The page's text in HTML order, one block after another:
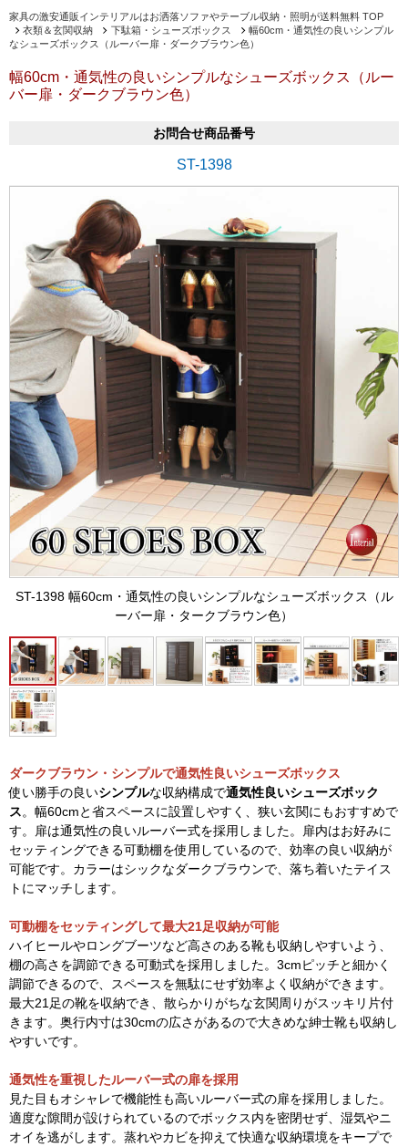
家具の激安通販インテリアルはお洒落ソファやテーブル収納・照明が送料無料 TOP
衣類＆玄関収納
下駄箱・シューズボックス
幅60cm・通気性の良いシンプル
なシューズボックス（ルーバー扉・ダークブラウン色）
幅60cm・通気性の良いシンプルなシューズボックス（ルー
バー扉・ダークブラウン色）
お問合せ商品番号
ST-1398
ST-1398 幅60cm・通気性の良いシンプルなシューズボックス（ル
ーバー扉・タークブラウン色）
ダークブラウン・シンプルで通気性良いシューズボックス
使い勝手の良いシンプルな収納構成で通気性良いシューズボック
ス。幅60cmと省スペースに設置しやすく、狭い玄関にもおすすめで
す。扉は通気性の良いルーバー式を採用しました。扉内はお好みに
セッティングできる可動棚を使用しているので、効率の良い収納が
可能です。カラーはシックなダークブラウンで、落ち着いたテイス
トにマッチします。
可動棚をセッティングして最大21足収納が可能
ハイヒールやロングブーツなど高さのある靴も収納しやすいよう、
棚の高さを調節できる可動式を採用しました。3cmピッチと細かく
調節できるので、スペースを無駄にせず効率よく収納ができます。
最大21足の靴を収納でき、散らかりがちな玄関周りがスッキリ片付
きます。奥行内寸は30cmの広さがあるので大きめな紳士靴も収納し
やすいです。
通気性を重視したルーバー式の扉を採用
見た目もオシャレで機能性も高いルーバー式の扉を採用しました。
適度な隙間が設けられているのでボックス内を密閉せず、湿気やニ
オイを逃がします。蒸れやカビを抑えて快適な収納環境をキープで